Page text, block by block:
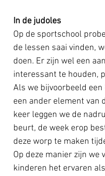
In de judoles
Op de sportschool
de lessen saai vinden,
doen. Er zijn wel een
interessant te houden,
Als we bijvoorbeeld
een ander element van
keer leggen we de
beurt, de week erop
deze worp te maken
Op deze manier zijn we
kinderen het ervaren